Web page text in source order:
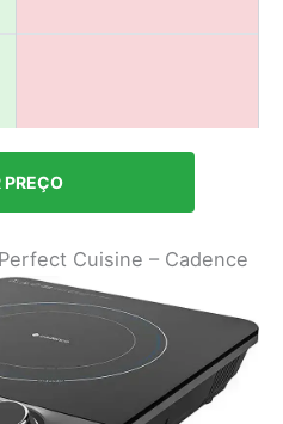
PREÇO
Cuisine – Cadence